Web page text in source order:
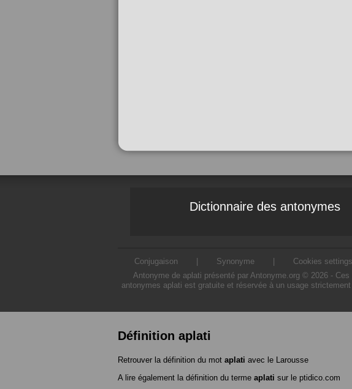
Dictionnaire des antonymes
Conjugaison Synonyme Cookies settings
Antonyme de aplati présenté par Antonyme.org © 2026 -
antonymes aplati est gratuite et réservée à un usage
Définition aplati
Retrouver la définition du mot aplati avec le Larousse
A lire également la définition du terme aplati sur le ptidico.com